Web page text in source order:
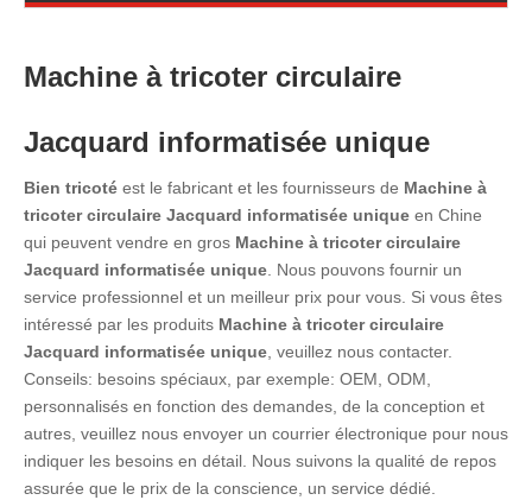
Machine à tricoter circulaire
Jacquard informatisée unique
Bien tricoté est le fabricant et les fournisseurs de Machine à
tricoter circulaire Jacquard informatisée unique en Chine
qui peuvent vendre en gros Machine à tricoter circulaire
Jacquard informatisée unique. Nous pouvons fournir un
service professionnel et un meilleur prix pour vous. Si vous êtes
intéressé par les produits Machine à tricoter circulaire
Jacquard informatisée unique, veuillez nous contacter.
Conseils: besoins spéciaux, par exemple: OEM, ODM,
personnalisés en fonction des demandes, de la conception et
autres, veuillez nous envoyer un courrier électronique pour nous
indiquer les besoins en détail. Nous suivons la qualité de repos
assurée que le prix de la conscience, un service dédié.